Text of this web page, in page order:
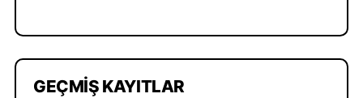
GEÇMIŞ KAYITLAR